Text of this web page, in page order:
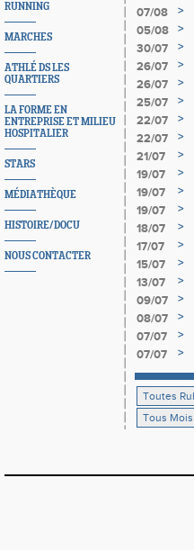
RUNNING
MARCHES
ATHLÉ DS LES
QUARTIERS
LA FORME EN
ENTREPRISE ET MILIEU
HOSPITALIER
STARS
MÉDIATHÈQUE
HISTOIRE/DOCU
NOUS CONTACTER
07/08 >
05/08 >
30/07
>
26/07
>
26/07
>
25/07
>
22/07 >
22/07
>
21/07
>
19/07 >
19/07 >
19/07
>
18/07
>
17/07
>
15/07
>
13/07
>
09/07
>
08/07
>
07/07
>
07/07
>